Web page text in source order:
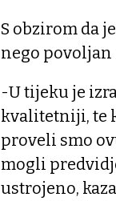
S obzirom da
nego povoljan
-U tijeku je
kvalitetniji, te
proveli smo
mogli
ustrojeno,